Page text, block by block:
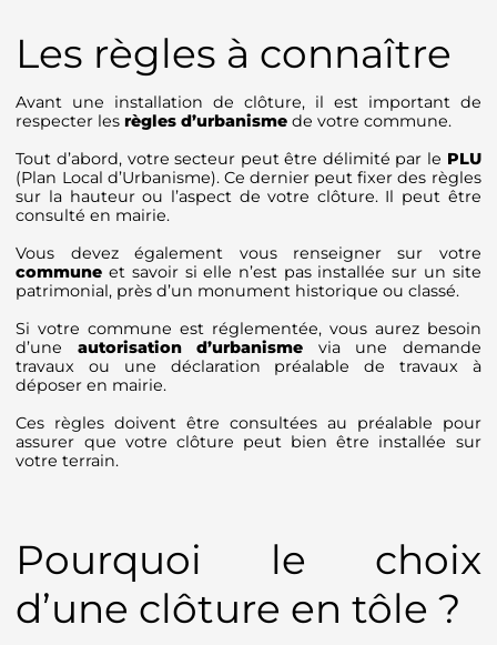
Les règles à connaître
Avant une installation de clôture, il est important de
respecter lesrègles d’urbanisme de votre commune.
Tout d’abord, votre secteur peut être délimité par le PLU
(Plan Local d’Urbanisme). Ce dernier peut fixer des règles
sur la hauteur ou l’aspect de votre clôture. Il peut être
consulté en mairie.
Vous devez également vous renseigner sur votre
commune et savoir si elle n’est pas installée sur un site
patrimonial, près d’un monument historique ou classé.
Si votre commune est réglementée, vous aurez besoin
d’une autorisation d’urbanisme via une demande
travaux ou une déclaration préalable de travaux à
déposer en mairie.
Ces règles doivent être consultées au préalable pour
assurer que votre clôture peut bien être installée sur
votre terrain.
Pourquoi le choix
d’une clôture en tôle ?